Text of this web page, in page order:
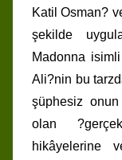
Katil Osman?
şekilde
Madonna
Ali?nin bu
şüphesiz
olan
hikâyelerine